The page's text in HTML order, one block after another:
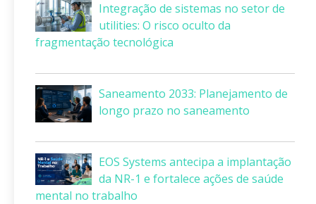
Integração de sistemas no setor de
utilities: O risco oculto da
fragmentação tecnológica
Saneamento 2033: Planejamento de
longo prazo no saneamento
EOS Systems antecipa a implantação
da NR-1 e fortalece ações de saúde
mental no trabalho